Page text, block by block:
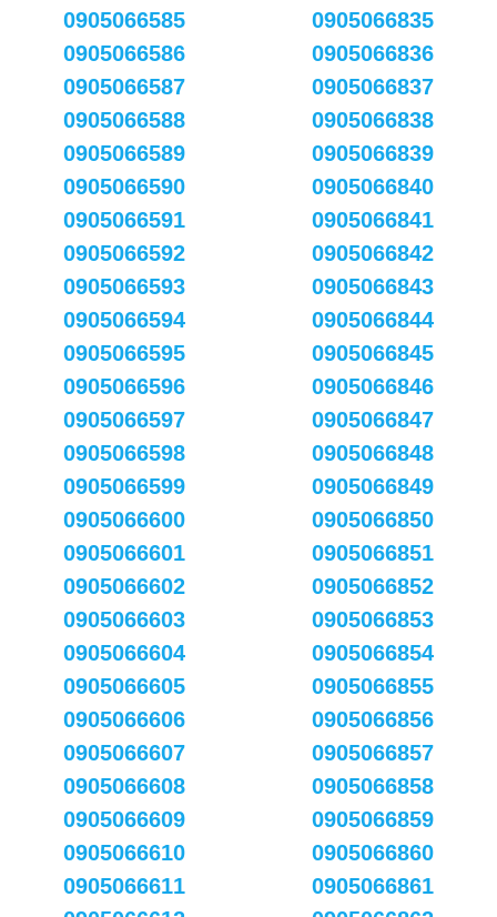
0905066585
0905066586
0905066587
0905066588
0905066589
0905066590
0905066591
0905066592
0905066593
0905066594
0905066595
0905066596
0905066597
0905066598
0905066599
0905066600
0905066601
0905066602
0905066603
0905066604
0905066605
0905066606
0905066607
0905066608
0905066609
0905066610
0905066611
0905066835
0905066836
0905066837
0905066838
0905066839
0905066840
0905066841
0905066842
0905066843
0905066844
0905066845
0905066846
0905066847
0905066848
0905066849
0905066850
0905066851
0905066852
0905066853
0905066854
0905066855
0905066856
0905066857
0905066858
0905066859
0905066860
0905066861